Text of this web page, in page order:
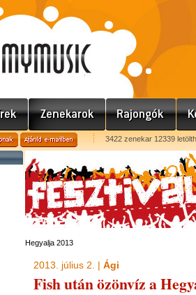
3422 zenekar 12339
Hegyalja 2013
2013. július 2. | Ági
Fish után özönvíz a